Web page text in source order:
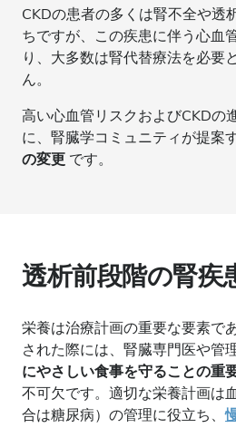
CKDの患者の多くは腎不全や透
ちですが、この疾患に伴う心血
り、大多数は腎代替療法を必要
ん。
高い心血管リスクおよびCKDの
に、腎臓学コミュニティが提案
の変更 です。
透析前段階の腎疾
栄養は治療計画の重要な要素で
された際には、腎臓専門医や管
にやさしい食事を守ることの重
不可欠です。適切な栄養計画は
合は糖尿病）の管理に役立ち、